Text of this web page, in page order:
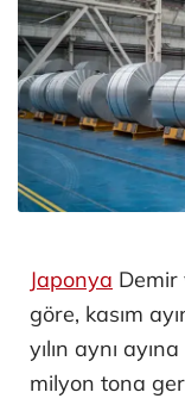
Japonya Demir
göre, kasım
yılın aynı
milyon tona